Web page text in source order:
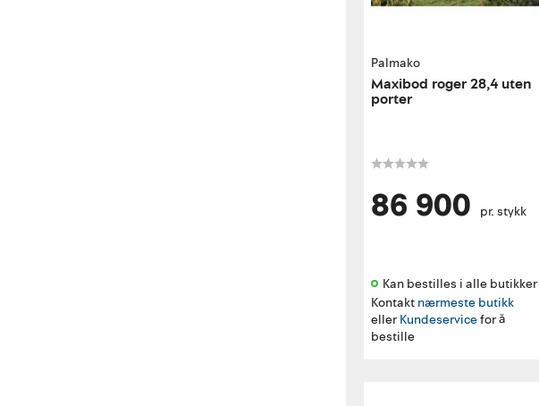
Palmako
Maxibod roger 28,4 uten
porter
86 900 pr. stykk
Kan bestilles i alle butikker
Kontakt nærmeste butikk
ellerKundeservicefor å
bestille